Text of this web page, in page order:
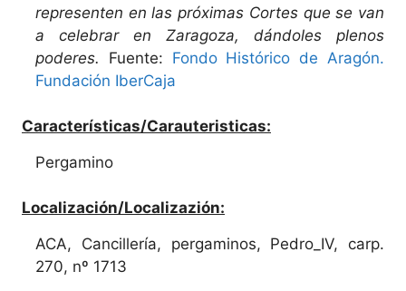
representen en las próximas Cortes que se van
a celebrar en Zaragoza, dándoles plenos
poderes. Fuente: Fondo Histórico de Aragón.
Fundación IberCaja
Características/Carauteristicas:
Pergamino
Localización/Localizazión:
ACA, Cancillería, pergaminos, Pedro_IV, carp.
270, nº 1713